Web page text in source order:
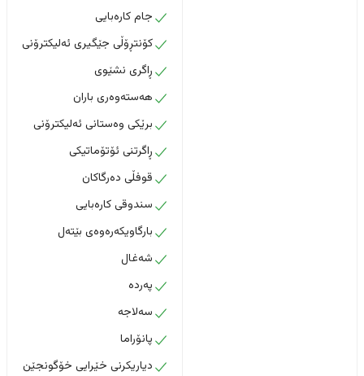
جام کارەبایی
کۆنتڕۆڵی جێگیری ئەلیکترۆنی
ڕاگری نشێوی
هەستەوەری باران
برێکی وەستانی ئەلیکترۆنی
ڕاگرتنی ئۆتۆماتیکی
قوفڵی دەرگاکان
سندوقی کارەبایی
بارگاویکەرەوەی بێتەل
شەغال
پەردە
سەلاجە
پانۆراما
دیاریکرنی خێرایی خۆگونجێن